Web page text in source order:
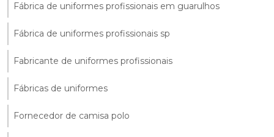
Fábrica de uniformes profissionais em guarulhos
Fábrica de uniformes profissionais sp
Fabricante de uniformes profissionais
Fábricas de uniformes
Fornecedor de camisa polo